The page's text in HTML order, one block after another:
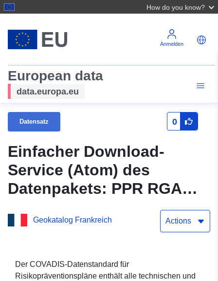
How do you know?
Anmelden
European data
data.europa.eu
Datensatz 0
Einfacher Download-
Service (Atom) des
Datenpakets: PPR RGA
Geokatalog Frankreich Actions
Der COVADIS-Datenstandard für
Risikopräventionspläne enthält alle technischen und